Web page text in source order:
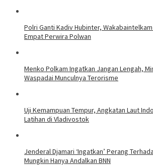
Polri Ganti Kadiv Hubinter,
Empat Perwira Polwan
Menko Polkam Ingatkan Jangan Lengah,
Waspadai Munculnya Terorisme
Uji Kemampuan Tempur, Angkatan Laut
Latihan di Vladivostok
Jenderal Djamari ‘Ingatkan’ Perang
Mungkin Hanya Andalkan BNN